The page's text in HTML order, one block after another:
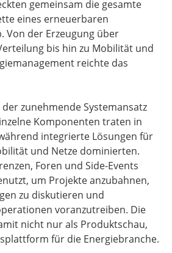
gemeinsam die gesamte
eines erneuerbaren
Von der Erzeugung über
bis hin zu Mobilität und
reichte das
zunehmende Systemansatz
Komponenten traten in
integrierte Lösungen für
und Netze dominierten.
Foren und Side-Events
um Projekte anzubahnen,
zu diskutieren und
voranzutreiben. Die
nicht nur als Produktschau,
für die Energiebranche.